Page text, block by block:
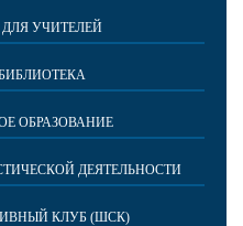
УЧИТЕЛЕЙ
ОБРАЗОВАНИЕ
ДЕЯТЕЛЬНОСТИ
КЛУБ (ШСК)